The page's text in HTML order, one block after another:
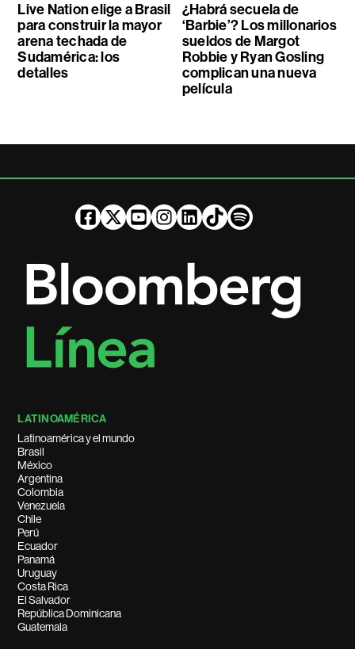
Live Nation elige a Brasil
para construir la mayor
arena techada de
Sudamérica: los
detalles
¿Habrá secuela de
‘Barbie’? Los millonarios
sueldos de Margot
Robbie y Ryan Gosling
complican una nueva
película
LATINOAMÉRICA
Latinoamérica y el mundo
Brasil
México
Argentina
Colombia
Venezuela
Chile
Perú
Ecuador
Panamá
Uruguay
Costa Rica
El Salvador
República Dominicana
Guatemala